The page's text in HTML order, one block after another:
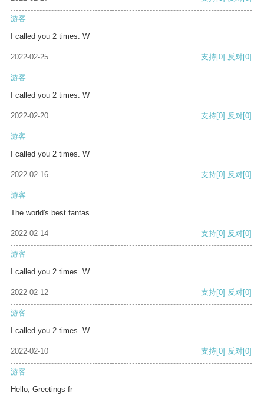
游客
I called you 2 times. W
2022-02-25 支持[0] 反对[0]
游客
I called you 2 times. W
2022-02-20 支持[0] 反对[0]
游客
I called you 2 times. W
2022-02-16 支持[0] 反对[0]
游客
The world's best fantas
2022-02-14 支持[0] 反对[0]
游客
I called you 2 times. W
2022-02-12 支持[0] 反对[0]
游客
I called you 2 times. W
2022-02-10 支持[0] 反对[0]
游客
Hello, Greetings fr